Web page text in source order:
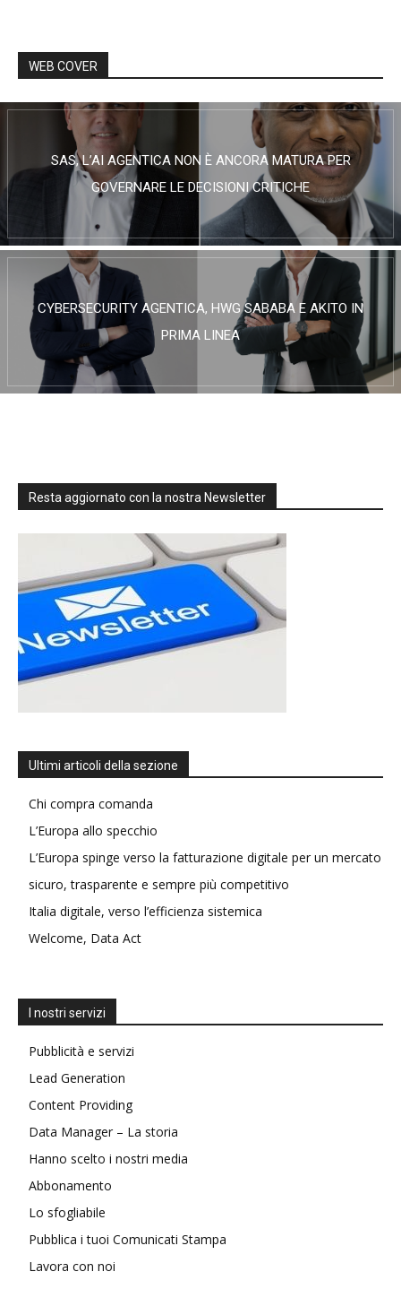
WEB COVER
SAS, L’AI AGENTICA NON È ANCORA MATURA PER
GOVERNARE LE DECISIONI CRITICHE
CYBERSECURITY AGENTICA, HWG SABABA E AKITO IN
PRIMA LINEA
Resta aggiornato con la nostra Newsletter
Ultimi articoli della sezione
Chi compra comanda
L’Europa allo specchio
L’Europa spinge verso la fatturazione digitale per un mercato
sicuro, trasparente e sempre più competitivo
Italia digitale, verso l’efficienza sistemica
Welcome, Data Act
I nostri servizi
Pubblicità e servizi
Lead Generation
Content Providing
Data Manager – La storia
Hanno scelto i nostri media
Abbonamento
Lo sfogliabile
Pubblica i tuoi Comunicati Stampa
Lavora con noi